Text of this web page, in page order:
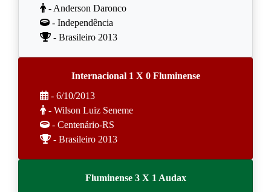
- Anderson Daronco
- Independência
- Brasileiro 2013
Internacional 1 X 0 Fluminense
- 6/10/2013
- Wilson Luiz Seneme
- Centenário-RS
- Brasileiro 2013
Fluminense 3 X 1 Audax